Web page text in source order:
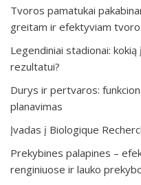
Tvoros pamatukai
greitam ir efektyviam
Legendiniai stadionai:
rezultatui?
Durys ir pertvaros:
planavimas
Įvadas į Biologique
Prekybines palapines –
renginiuose ir lauko